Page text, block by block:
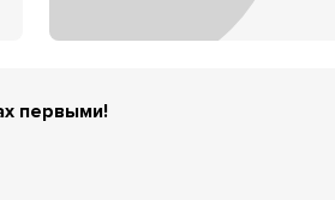
первыми!